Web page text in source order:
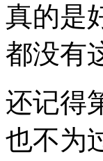
真的是
都没有
还记得
也不为